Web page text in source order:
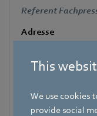
This
We use cookies
provide social
Referent
Adresse
Deutschland
+49 7938 81-7006